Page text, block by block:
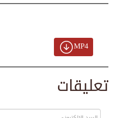
MP4
تعليقات